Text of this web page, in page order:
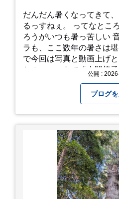
だんだん暑くなってきて
るっすねぇ。 ってなところで、暑かろうが・寒か
ろうがいつも暑っ苦しい 音楽をやり続けてるオイ
ラも、ここ数年の暑さは堪えるっ
で今回は写真と動画上げときます。
とのユニットで「人間椅子」
画にしており、娘のファ
ッ！」とされているので ここだけの公開としま
す。 非常に暑苦しいのでご観覧される方は、ご注
意くださいませ。 では、熱中症に気を付けて、お
過ごしください。
https://youtu.be/
公開 :
ブログ